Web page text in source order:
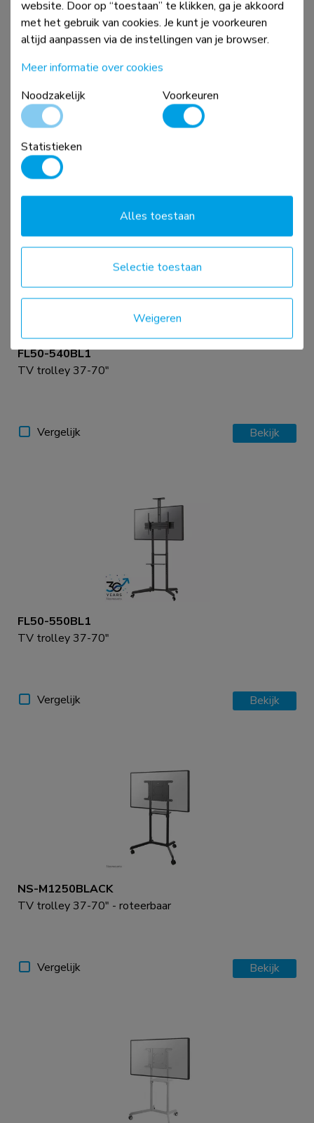
TV trolley 37-75" - TÜV
Vergelijk
FL50-540BL1
TV trolley 37-70"
Vergelijk Bekijk
FL50-550BL1
TV trolley 37-70"
Vergelijk Bekijk
NS-M1250BLACK
TV trolley 37-70" - roteerbaar
Vergelijk Bekijk
website. Door op “toestaan” te klikken, ga je akkoord
met het gebruik van cookies. Je kunt je voorkeuren
altijd aanpassen via de instellingen van je browser.
Meer informatie over cookies
Noodzakelijk
Voorkeuren
Statistieken
Weigeren
Selectie toestaan
Alles toestaan